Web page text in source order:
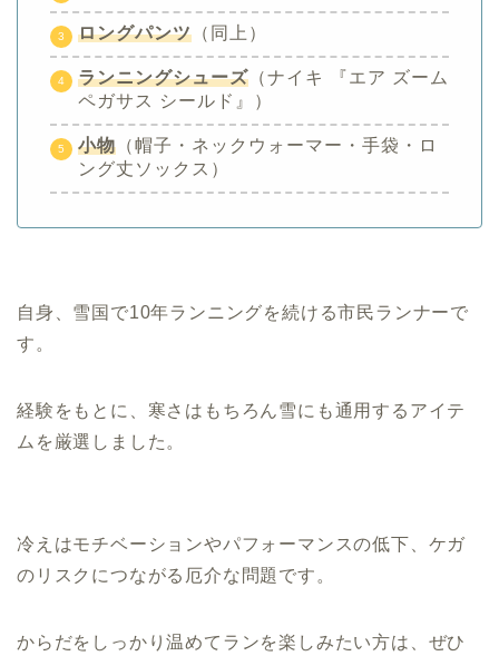
ロングパンツ （同上）
ランニングシューズ （ナイキ 『エア ズーム
ペガサス シールド』）
小物 （帽子・ネックウォーマー・手袋・ロ
ング丈ソックス）
自身、雪国で10年ランニングを続ける市民ランナーで
す。
経験をもとに、寒さはもちろん雪にも通用するアイテ
ムを厳選しました。
冷えはモチベーションやパフォーマンスの低下、ケガ
のリスクにつながる厄介な問題です。
からだをしっかり温めてランを楽しみたい方は、ぜひ